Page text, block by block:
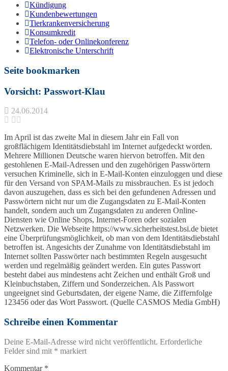
Kündigung
Kundenbewertungen
Tierkrankenversicherung
Konsumkredit
Telefon- oder Onlinekonferenz
Elektronische Unterschrift
Seite bookmarken
Vorsicht: Passwort-Klau
24.06.2014
Im April ist das zweite Mal in diesem Jahr ein Fall von
großflächigem Identitätsdiebstahl im Internet aufgedeckt worden.
Mehrere Millionen Deutsche waren hiervon betroffen. Mit den
gestohlenen E-Mail-Adressen und den zugehörigen Passwörtern
versuchen Kriminelle, sich in E-Mail-Konten einzuloggen und diese
für den Versand von SPAM-Mails zu missbrauchen. Es ist jedoch
davon auszugehen, dass es sich bei den gefundenen Adressen und
Passwörtern nicht nur um die Zugangsdaten zu E-Mail-Konten
handelt, sondern auch um Zugangsdaten zu anderen Online-
Diensten wie Online Shops, Internet-Foren oder sozialen
Netzwerken. Die Webseite https://www.sicherheitstest.bsi.de bietet
eine Überprüfungsmöglichkeit, ob man von dem Identitätsdiebstahl
betroffen ist. Angesichts der Zunahme von Identitätsdiebstahl im
Internet sollten Passwörter nach bestimmten Regeln ausgesucht
werden und regelmäßig geändert werden. Ein gutes Passwort
besteht dabei aus mindestens acht Zeichen und enthält Groß und
Kleinbuchstaben, Ziffern und Sonderzeichen. Als Passwort
ungeeignet sind Geburtsdaten, der eigene Name, die Ziffernfolge
123456 oder das Wort Passwort. (Quelle CASMOS Media GmbH)
Schreibe einen Kommentar
Deine E-Mail-Adresse wird nicht veröffentlicht. Erforderliche
Felder sind mit * markiert
Kommentar *